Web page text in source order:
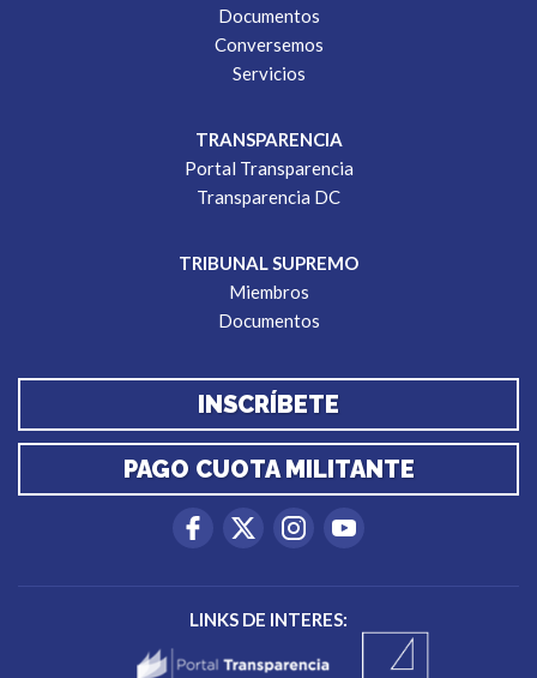
Documentos
Conversemos
Servicios
TRANSPARENCIA
Portal Transparencia
Transparencia DC
TRIBUNAL SUPREMO
Miembros
Documentos
INSCRÍBETE
PAGO CUOTA MILITANTE
LINKS DE INTERES: